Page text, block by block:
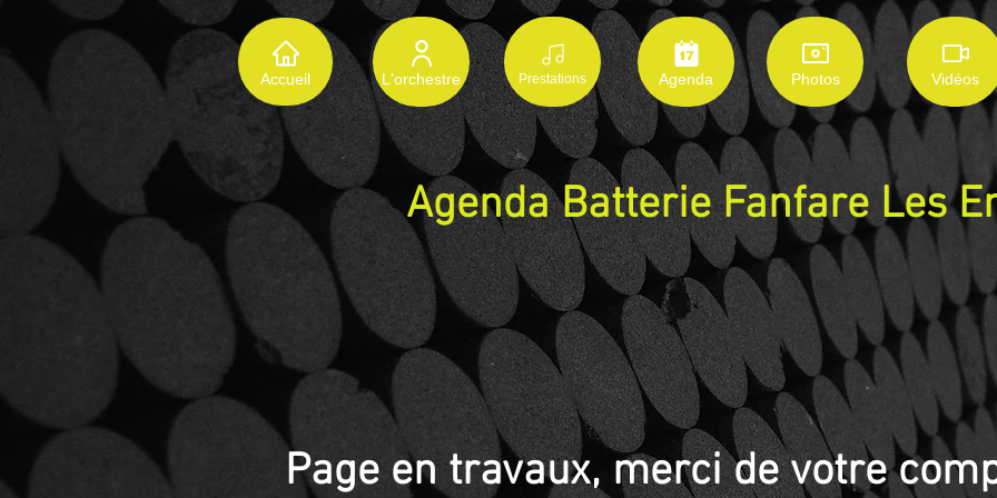
Accueil L'orchestre Prestations Agenda Photos Vidéos
Agenda Batterie Fanfare Les
Page en travaux, merci de votre